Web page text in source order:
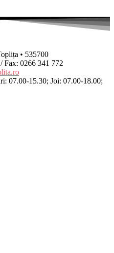
• 535700
Fax: 0266 341 772
07.00-15.30; Joi: 07.00-18.00;